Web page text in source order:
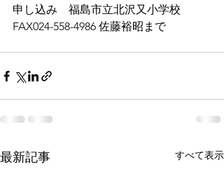
申し込み　福島市立北沢又小学校
FAX024-558-4986 佐藤裕昭まで
最新記事 すべて表示